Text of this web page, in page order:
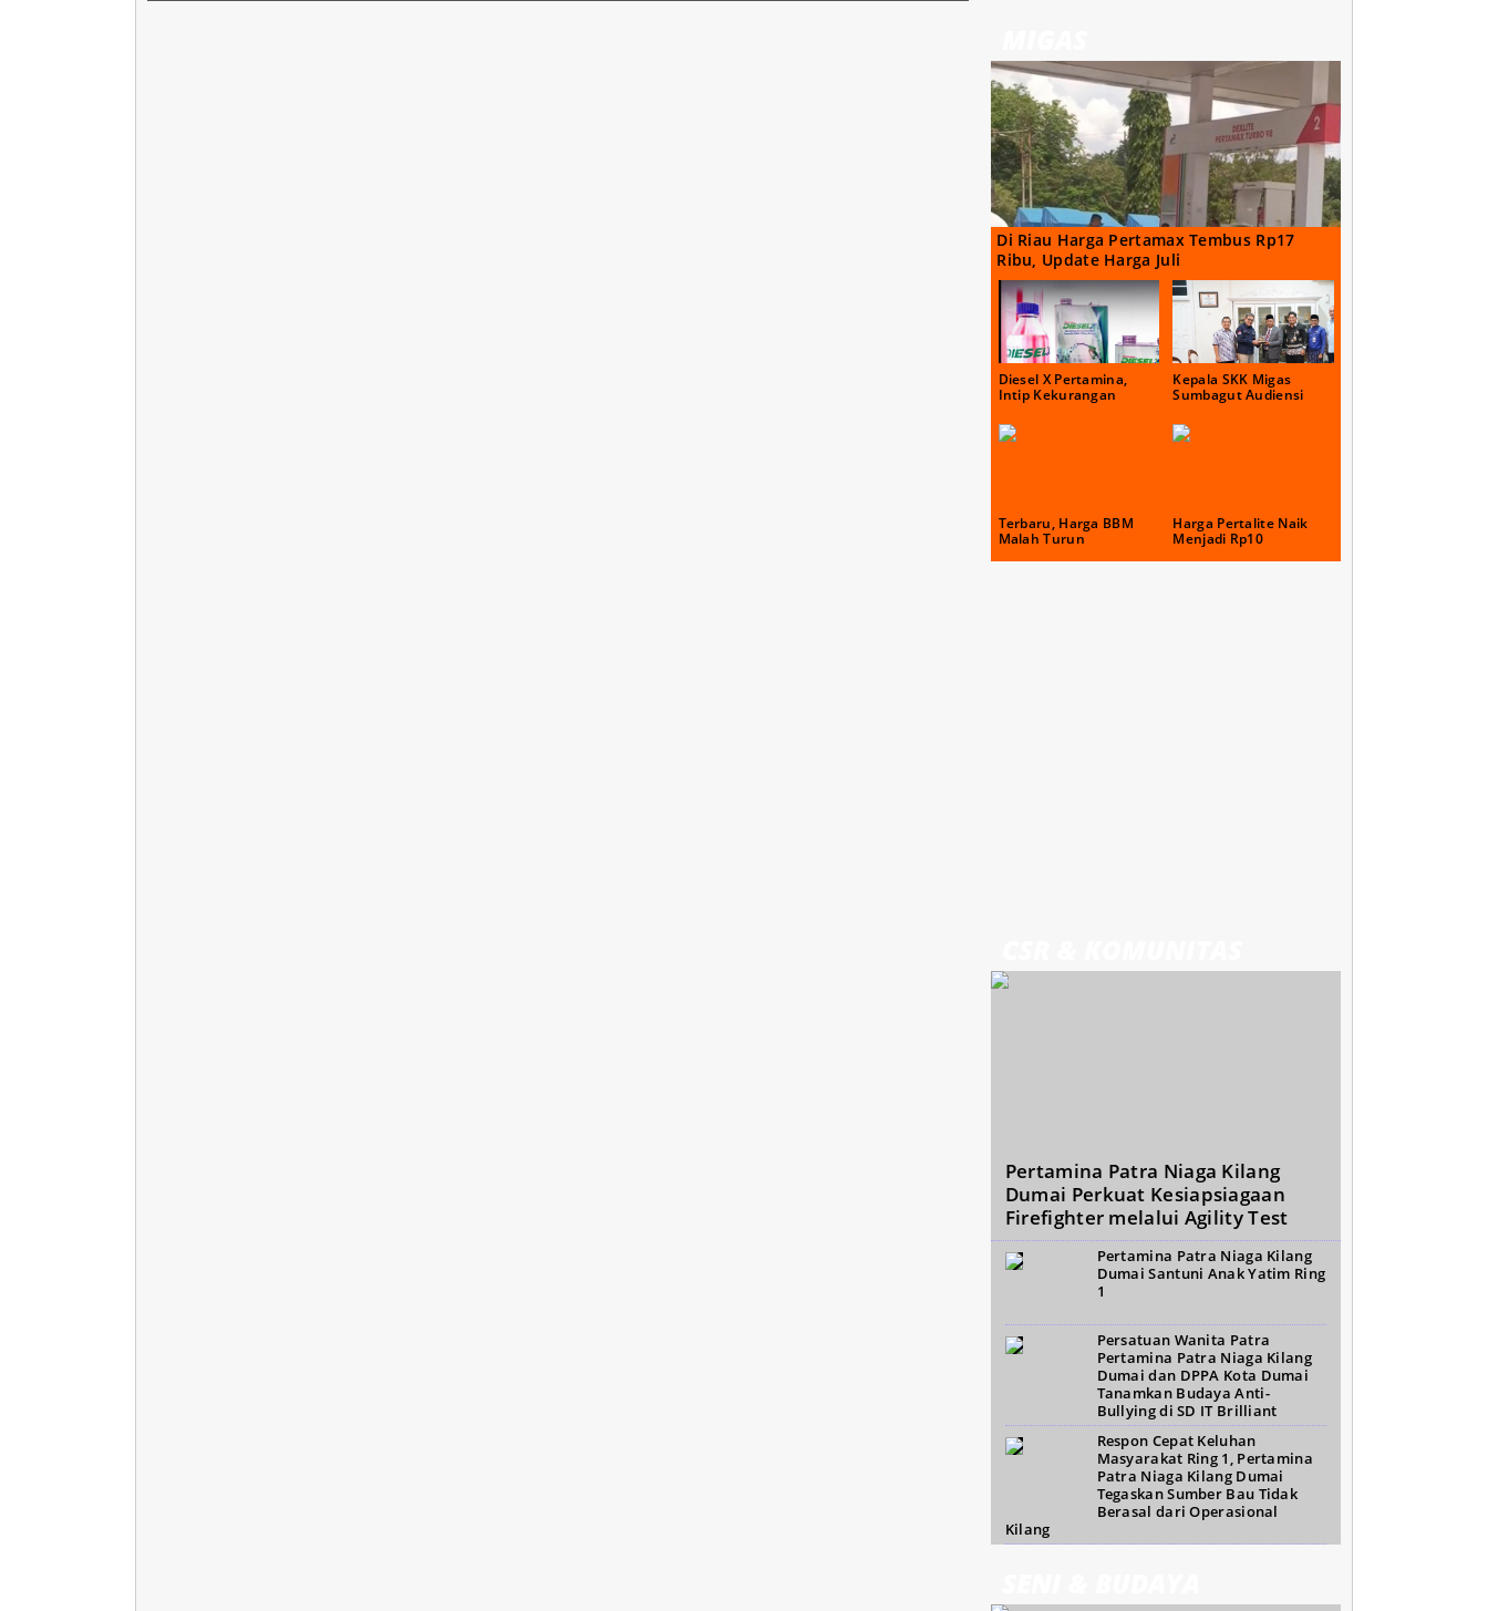
Di Riau Harga Pertamax Tembus Rp17
Ribu, Update Harga Juli
Diesel X Pertamina,
Intip Kekurangan
Kepala SKK Migas
Sumbagut Audiensi
Terbaru, Harga BBM
Malah Turun
Harga Pertalite Naik
Menjadi Rp10
Pertamina Patra Niaga Kilang
Dumai Perkuat Kesiapsiagaan
Firefighter melalui Agility Test
Pertamina Patra Niaga Kilang
Dumai Santuni Anak Yatim Ring
1
Persatuan Wanita Patra
Pertamina Patra Niaga Kilang
Dumai dan DPPA Kota Dumai
Tanamkan Budaya Anti-
Bullying di SD IT Brilliant
Respon Cepat Keluhan
Masyarakat Ring 1, Pertamina
Patra Niaga Kilang Dumai
Tegaskan Sumber Bau Tidak
Berasal dari Operasional
Kilang